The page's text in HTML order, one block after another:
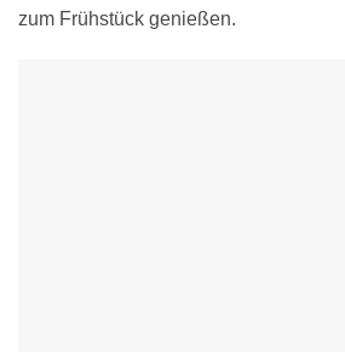
zum Frühstück genießen.